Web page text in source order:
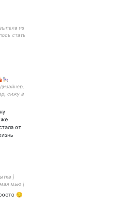
из
стать
Лечу
сижу в
акк: | вк
же
от
|
мью |
😔